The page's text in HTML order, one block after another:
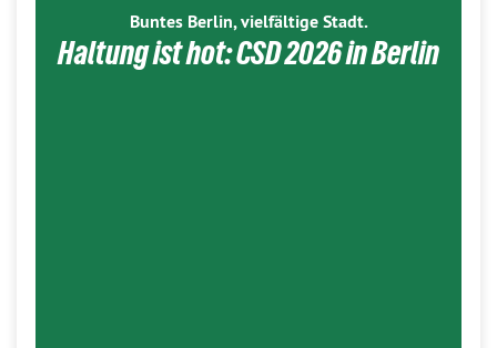
Buntes Berlin, vielfältige Stadt.
Haltung ist hot: CSD 2026 in Berlin